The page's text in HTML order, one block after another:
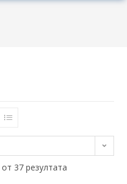
32 €
27
37 резултата